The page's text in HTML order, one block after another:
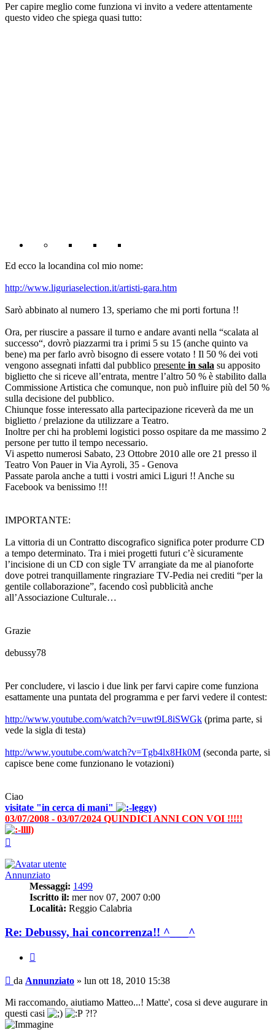
Per capire meglio come funziona vi invito a vedere attentamente
questo video che spiega quasi tutto:
Ed ecco la locandina col mio nome:
http://www.liguriaselection.it/artisti-gara.htm
Sarò abbinato al numero 13, speriamo che mi porti fortuna !!
Ora, per riuscire a passare il turno e andare avanti nella “scalata al
successo“, dovrò piazzarmi tra i primi 5 su 15 (anche quinto va
bene) ma per farlo avrò bisogno di essere votato ! Il 50 % dei voti
vengono assegnati infatti dal pubblico presente in sala su apposito
biglietto che si riceve all’entrata, mentre l’altro 50 % è stabilito dalla
Commissione Artistica che comunque, non può influire più del 50 %
sulla decisione del pubblico.
Chiunque fosse interessato alla partecipazione riceverà da me un
biglietto / prelazione da utilizzare a Teatro.
Inoltre per chi ha problemi logistici posso ospitare da me massimo 2
persone per tutto il tempo necessario.
Vi aspetto numerosi Sabato, 23 Ottobre 2010 alle ore 21 presso il
Teatro Von Pauer in Via Ayroli, 35 - Genova
Passate parola anche a tutti i vostri amici Liguri !! Anche su
Facebook va benissimo !!!
IMPORTANTE:
La vittoria di un Contratto discografico significa poter produrre CD
a tempo determinato. Tra i miei progetti futuri c’è sicuramente
l’incisione di un CD con sigle TV arrangiate da me al pianoforte
dove potrei tranquillamente ringraziare TV-Pedia nei crediti “per la
gentile collaborazione”, facendo così pubblicità anche
all’Associazione Culturale…
Grazie
debussy78
Per concludere, vi lascio i due link per farvi capire come funziona
esattamente una puntata del programma e per farvi vedere il contest:
http://www.youtube.com/watch?v=uwt9L8iSWGk (prima parte, si
vede la sigla di testa)
http://www.youtube.com/watch?v=Tgb4lx8Hk0M (seconda parte, si
capisce bene come funzionano le votazioni)
Ciao
visitate "in cerca di mani"
03/07/2008 - 03/07/2024 QUINDICI ANNI CON VOI !!!!!
Annunziato
Messaggi: 1499
Iscritto il: mer nov 07, 2007 0:00
Località: Reggio Calabria
Re: Debussy, hai concorrenza!! ^___^
Messaggio
da Annunziato » lun ott 18, 2010 15:38
Mi raccomando, aiutiamo Matteo...! Matte', cosa si deve augurare in
questi casi
?!?